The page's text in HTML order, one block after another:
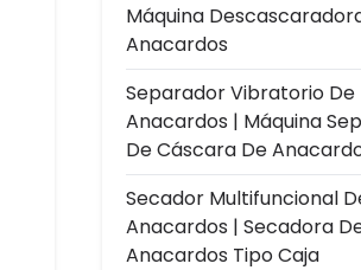
Máquina
Anacardos
Separador Vibratorio De
Anacardos | Máquina
De Cáscara De
Secador Multifuncional
Anacardos | Secadora
Anacardos Tipo Caja